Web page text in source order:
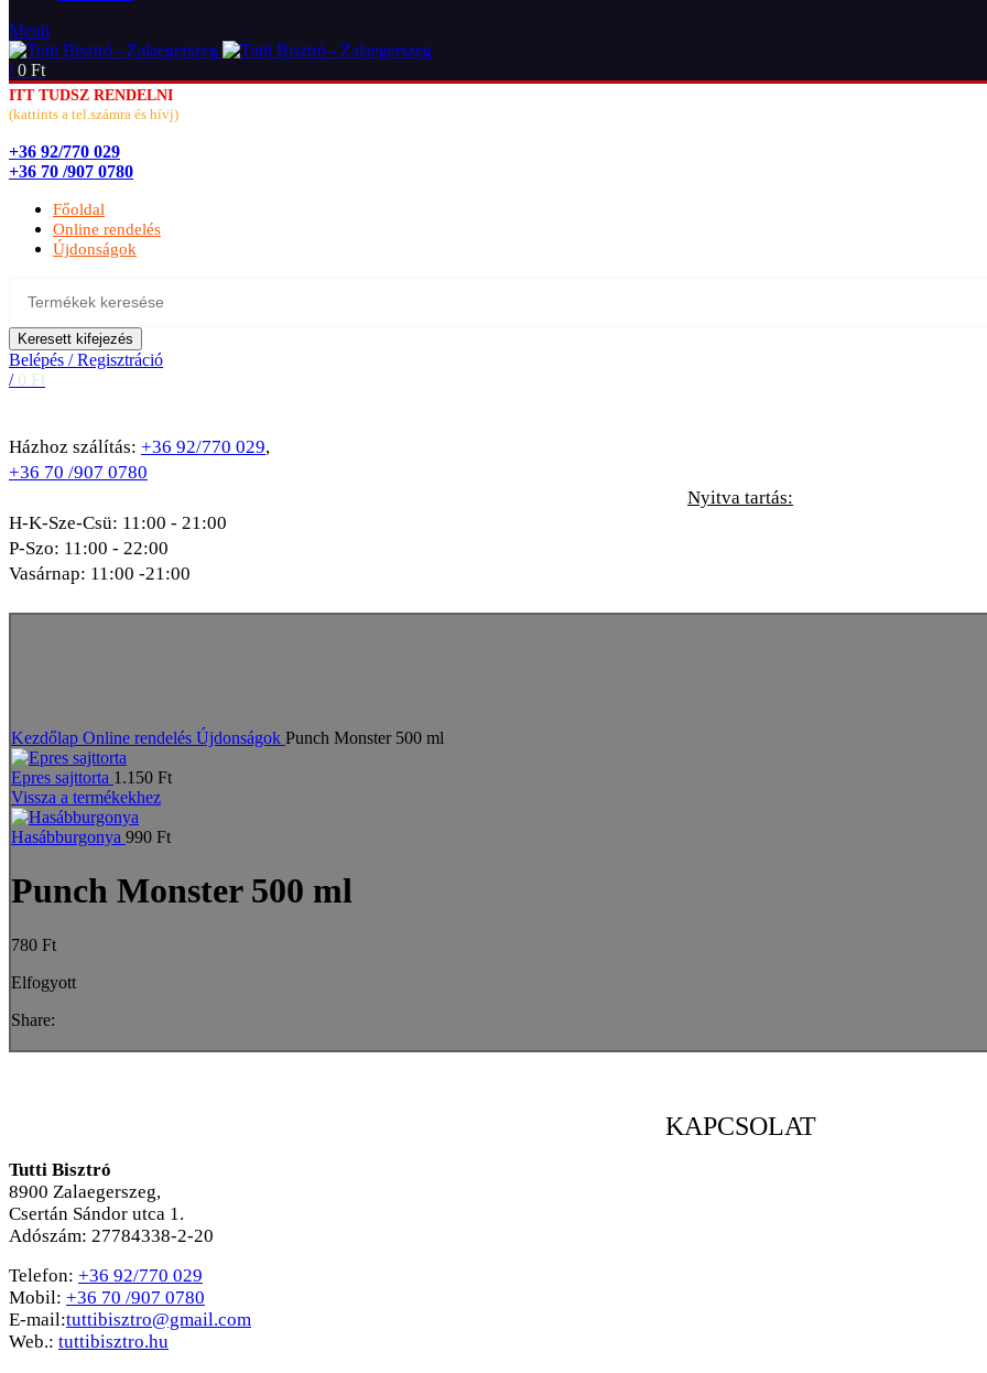
Menü
/ 0 Ft
ITT TUDSZ RENDELNI
(kattints a tel.számra és hívj)
+36 92/770 029
+36 70 /907 0780
Főoldal
Online rendelés
Újdonságok
Keresett kifejezés
Belépés / Regisztráció
/ 0 Ft
Házhoz szálítás: +36 92/770 029,
+36 70 /907 0780
Nyitva tartás:
H-K-Sze-Csü: 11:00 - 21:00
P-Szo: 11:00 - 22:00
Vasárnap: 11:00 -21:00
Kezdőlap Online rendelés Újdonságok Punch Monster 500 ml
Epres sajttorta 1.150 Ft
Vissza a termékekhez
Hasábburgonya 990 Ft
Punch Monster 500 ml
780 Ft
Elfogyott
Share:
KAPCSOLAT
Tutti Bisztró
8900 Zalaegerszeg,
Csertán Sándor utca 1.
Adószám: 27784338-2-20
Telefon: +36 92/770 029
Mobil: +36 70 /907 0780
E-mail:tuttibisztro@gmail.com
Web.: tuttibisztro.hu